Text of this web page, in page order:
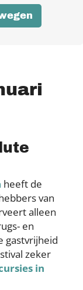
heeft de
van
alleen
en
gastvrijheid
zeker
in